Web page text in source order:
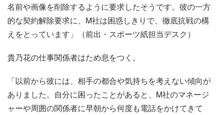
名前や画像を削除するように要求したそうです。彼の一方
的な契約解除要求に、M社は困惑しきりで、徹底抗戦の構
えをとっています」（前出・スポーツ紙担当デスク）
貴乃花の仕事関係者はため息をつく。
「以前から彼には、相手の都合や気持ちを考えない傾向が
ありました。自分に困ったことがあると、M社のマネージ
ャーや周囲の関係者に早朝から何度も電話をかけてきて